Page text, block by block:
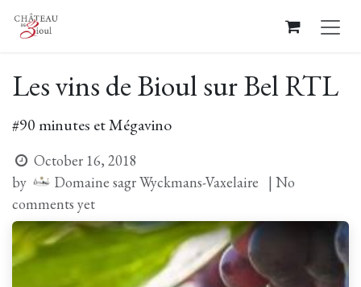
Skip to Content
Les vins de Bioul sur Bel RTL
#90 minutes et Mégavino
October 16, 2018
by
Domaine sagr Wyckmans-Vaxelaire
| No
comments yet